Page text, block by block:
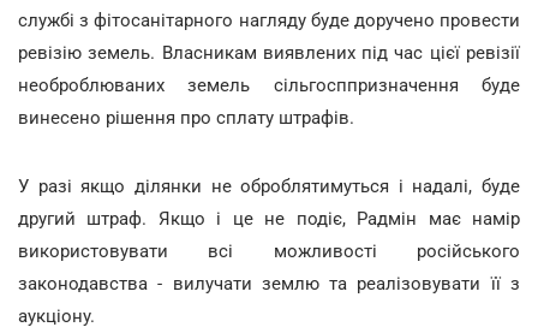
службі з фітосанітарного нагляду буде доручено провести
ревізію земель. Власникам виявлених під час цієї ревізії
необроблюваних земель сільгосппризначення буде
винесено рішення про сплату штрафів.
У разі якщо ділянки не оброблятимуться і надалі, буде
другий штраф. Якщо і це не подіє, Радмін має намір
використовувати всі можливості російського
законодавства - вилучати землю та реалізовувати її з
аукціону.